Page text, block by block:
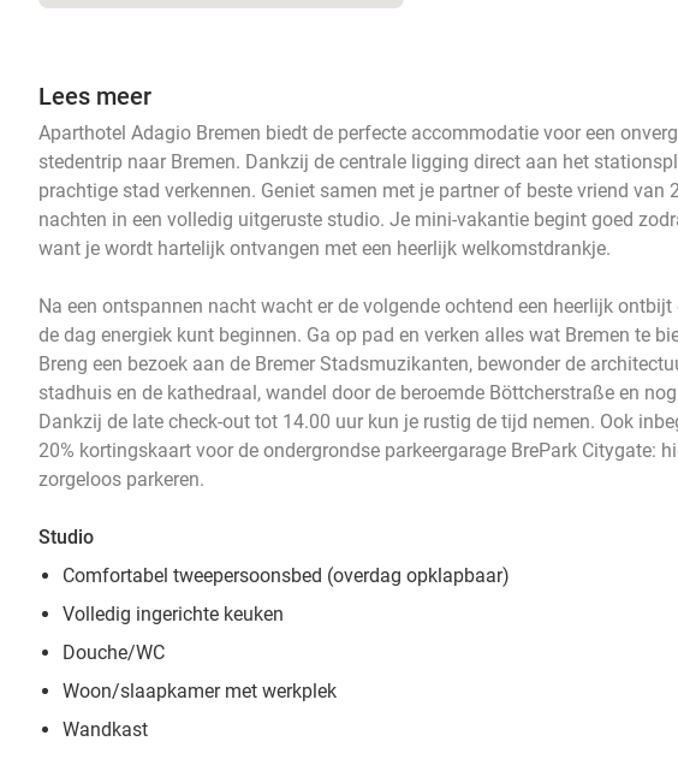
Lees meer
Aparthotel Adagio Bremen biedt de perfecte accommodatie voor een
stedentrip naar Bremen. Dankzij de centrale ligging direct aan het
prachtige stad verkennen. Geniet samen met je partner of beste vriend van
nachten in een volledig uitgeruste studio. Je mini-vakantie begint goed
want je wordt hartelijk ontvangen met een heerlijk welkomstdrankje.
Na een ontspannen nacht wacht er de volgende ochtend een heerlijk ontbijt
de dag energiek kunt beginnen. Ga op pad en verken alles wat Bremen te
Breng een bezoek aan de Bremer Stadsmuzikanten, bewonder de
stadhuis en de kathedraal, wandel door de beroemde Böttcherstraße en nog
Dankzij de late check-out tot 14.00 uur kun je rustig de tijd nemen. Ook
20% kortingskaart voor de ondergrondse parkeergarage BrePark Citygate:
zorgeloos parkeren.
Studio
Comfortabel tweepersoonsbed (overdag opklapbaar)
Volledig ingerichte keuken
Douche/WC
Woon/slaapkamer met werkplek
Wandkast